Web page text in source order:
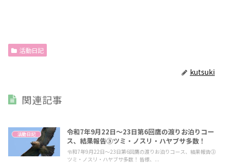
活動日記
kutsuki
関連記事
活動日記
令和7年9月22日～23日第6回鷹の渡りお泊りコー
ス、結果報告③ツミ・ノスリ・ハヤブサ多数！
令和7年9月22日～23日第6回鷹の渡りお泊りコース、結果報告③
ツミ・ノスリ・ハヤブサ多数！ 皆様、...